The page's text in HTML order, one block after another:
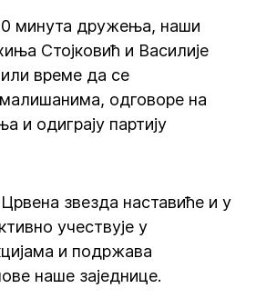
минута дружења, наши
Стојковић и Василије
време да се
одговоре на
и одиграју партију
звезда наставиће и у
учествује у
и подржава
наше заједнице.